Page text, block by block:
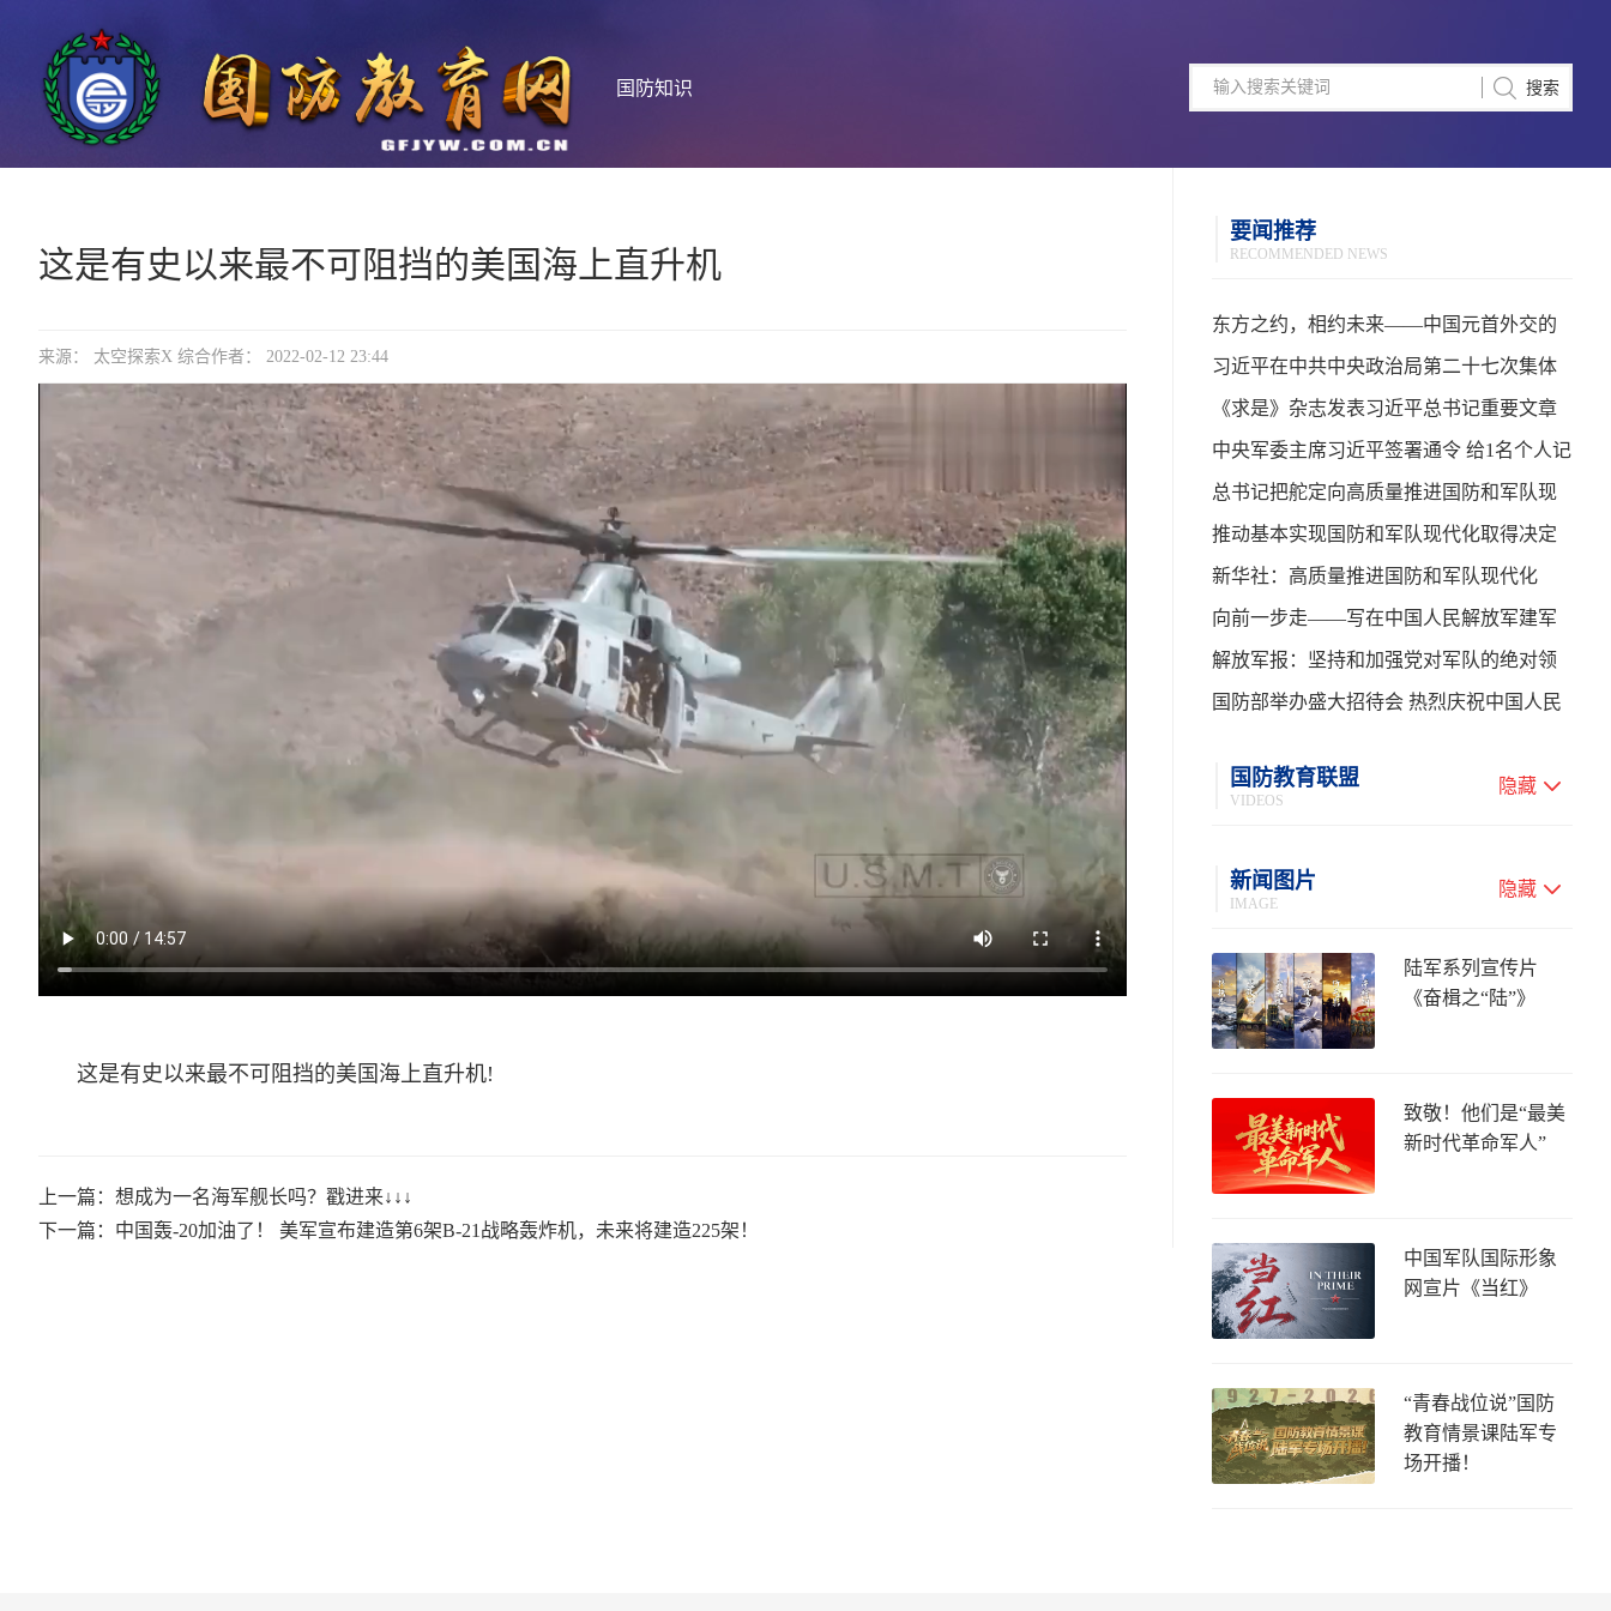
国防知识
这是有史以来最不可阻挡的美国海上直升机
来源： 太空探索X 综合作者： 2022-02-12 23:44
这是有史以来最不可阻挡的美国海上直升机!
上一篇：想成为一名海军舰长吗？戳进来↓↓↓
下一篇：中国轰-20加油了！ 美军宣布建造第6架B-21战略轰炸机，未来将建造225架！
要闻推荐
RECOMMENDED NEWS
东方之约，相约未来——中国元首外交的
世界情怀与大国气派
习近平在中共中央政治局第二十七次集体
学习时强调 强化政治引领 深化创新发展 高
质量推进国防和军队现代化
《求是》杂志发表习近平总书记重要文章
中央军委主席习近平签署通令 给1名个人记
功
总书记把舵定向高质量推进国防和军队现
代化
推动基本实现国防和军队现代化取得决定
性进展——学习贯彻习主席在中共中央政
治局第二十七次集体学习时的重要讲话
新华社：高质量推进国防和军队现代化
向前一步走——写在中国人民解放军建军
99周年之际
解放军报：坚持和加强党对军队的绝对领
导 高质量推进国防和军队现代化
国防部举办盛大招待会 热烈庆祝中国人民
国防教育联盟
VIDEOS
隐藏
新闻图片
IMAGE
隐藏
陆军系列宣传片
《奋楫之“陆”》
致敬！他们是“最美
新时代革命军人”
中国军队国际形象
网宣片《当红》
“青春战位说”国防
教育情景课陆军专
场开播！